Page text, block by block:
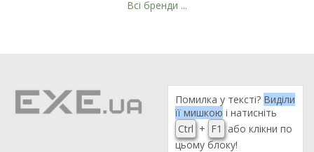
Всі бренди ...
Помилка у тексті? Виділи
її мишкою і натисніть
Ctrl + F1
або клікни по
цьому блоку!